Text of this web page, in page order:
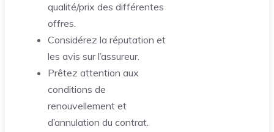
qualité/prix des différentes
offres.
Considérez la réputation et
les avis sur l’assureur.
Prêtez attention aux
conditions de
renouvellement et
d’annulation du contrat.